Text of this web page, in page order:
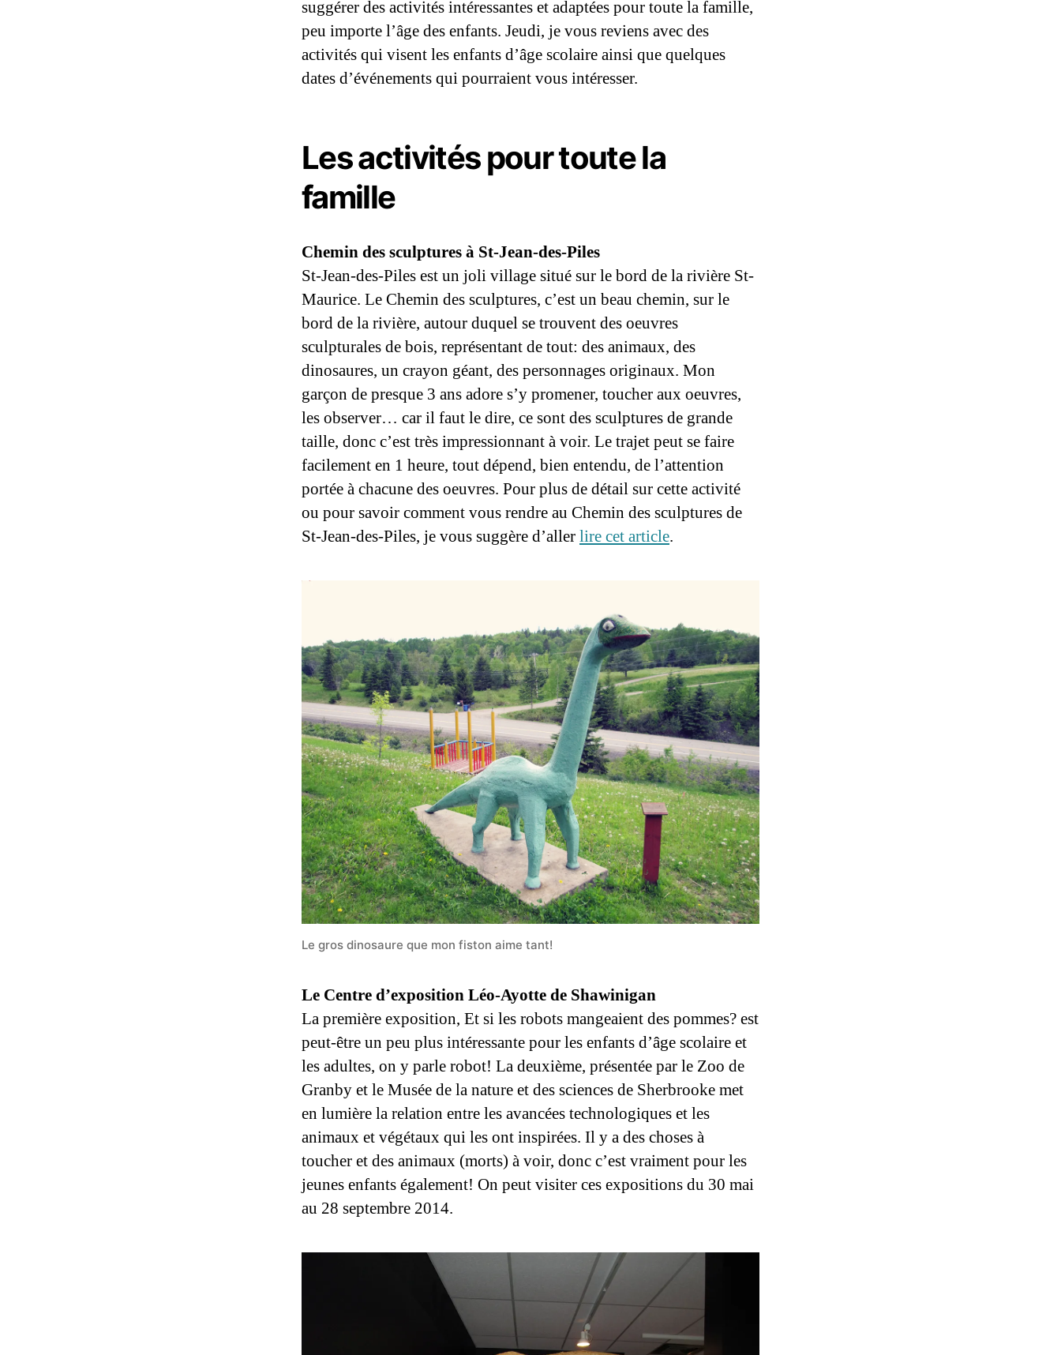
suggérer des activités intéressantes et adaptées pour toute la famille,
peu importe l’âge des enfants. Jeudi, je vous reviens avec des
activités qui visent les enfants d’âge scolaire ainsi que quelques
dates d’événements qui pourraient vous intéresser.
Les activités pour toute la
famille
Chemin des sculptures à St-Jean-des-Piles
St-Jean-des-Piles est un joli village situé sur le bord de la rivière St-
Maurice. Le Chemin des sculptures, c’est un beau chemin, sur le
bord de la rivière, autour duquel se trouvent des oeuvres
sculpturales de bois, représentant de tout: des animaux, des
dinosaures, un crayon géant, des personnages originaux. Mon
garçon de presque 3 ans adore s’y promener, toucher aux oeuvres,
les observer… car il faut le dire, ce sont des sculptures de grande
taille, donc c’est très impressionnant à voir. Le trajet peut se faire
facilement en 1 heure, tout dépend, bien entendu, de l’attention
portée à chacune des oeuvres. Pour plus de détail sur cette activité
ou pour savoir comment vous rendre au Chemin des sculptures de
St-Jean-des-Piles, je vous suggère d’allerlire cet article.
Le gros dinosaure que mon fiston aime tant!
Le Centre d’exposition Léo-Ayotte de Shawinigan
La première exposition, Et si les robots mangeaient des pommes? est
peut-être un peu plus intéressante pour les enfants d’âge scolaire et
les adultes, on y parle robot! La deuxième, présentée par le Zoo de
Granby et le Musée de la nature et des sciences de Sherbrooke met
en lumière la relation entre les avancées technologiques et les
animaux et végétaux qui les ont inspirées. Il y a des choses à
toucher et des animaux (morts) à voir, donc c’est vraiment pour les
jeunes enfants également! On peut visiter ces expositions du 30 mai
au 28 septembre 2014.